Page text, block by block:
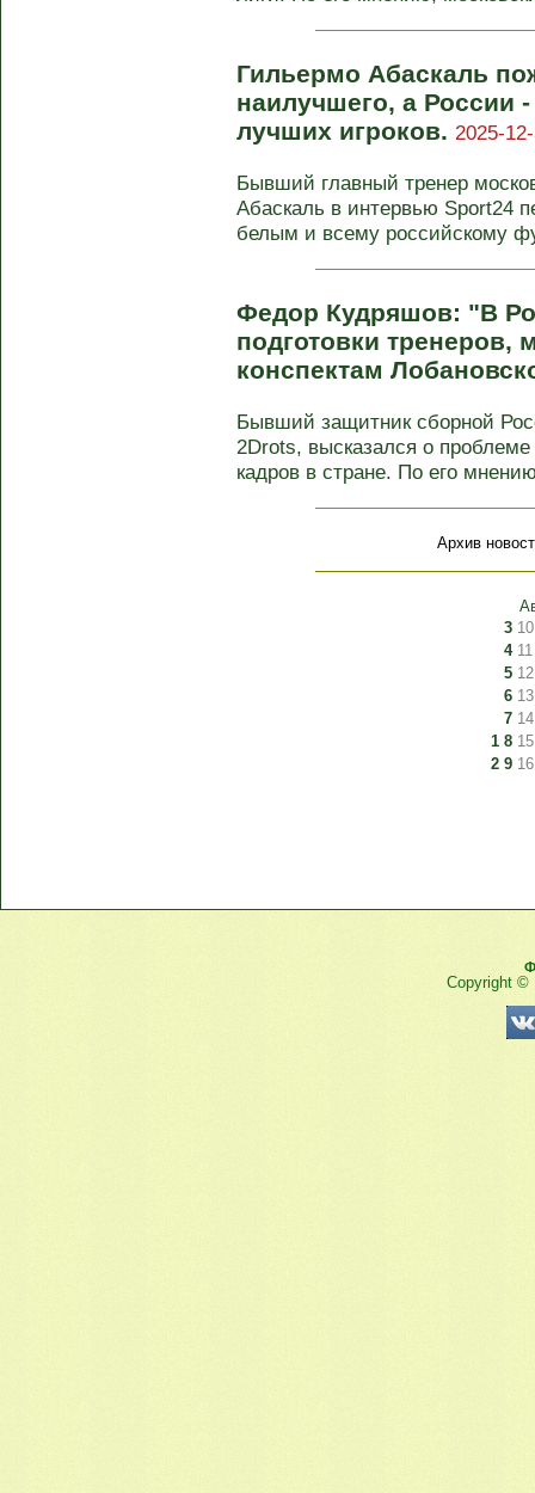
Гильермо Абаскаль
наилучшего, а России
лучших игроков. 2025-
Бывший главный тренер
Абаскаль в интервью Sport24
белым и всему российскому
Федор Кудряшов: "В
подготовки тренеров,
конспектам
Бывший защитник сборной
2Drots, высказался о
кадров в стране. По его
Архив
3 10
4 11
5 12
6 13
7 14
1 8 15
2 9 16
Copyright ©